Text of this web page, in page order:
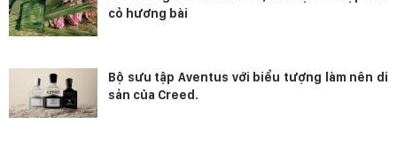
cỏ hương bài
Bộ sưu tập Aventus với biểu tượng làm nên di
sản của Creed.